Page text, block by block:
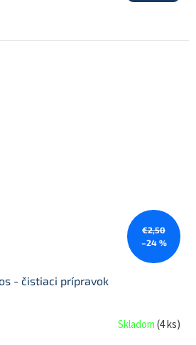
€2,50
–24 %
- čistiaci prípravok
Skladom(4 ks)